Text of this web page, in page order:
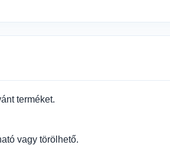
terméket.
vagy törölhető.